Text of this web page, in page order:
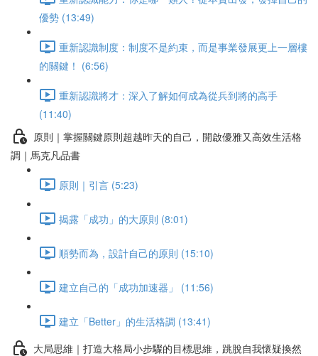
優勢 (13:49)
重新認識制度：制度不是約束，而是事業發展更上一層樓
的關鍵！ (6:56)
重新認識將才：深入了解如何成為從兵到將的高手
(11:40)
原則｜掌握關鍵原則超越昨天的自己，開啟優雅又高效生活格
調｜馬克凡品書
原則｜引言 (5:23)
揭露「成功」的大原則 (8:01)
順勢而為，設計自己的原則 (15:10)
建立自己的「成功加速器」 (11:56)
建立「Better」的生活格調 (13:41)
大局思維｜打造大格局小步驟的目標思維，跳脫自我懷疑換然